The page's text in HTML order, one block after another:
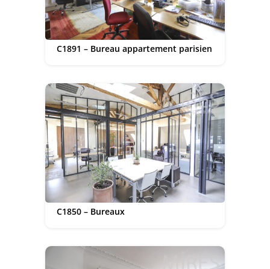
C1891 – Bureau appartement parisien
C1850 – Bureaux